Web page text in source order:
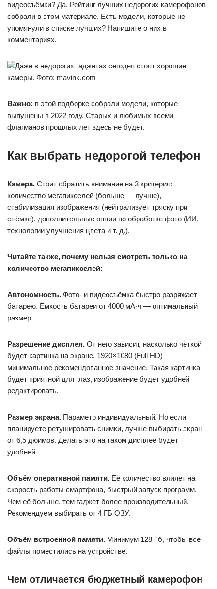
видеосъёмки? Да. Рейтинг лучших недорогих камерофонов
собрали в этом материале. Есть модели, которые не
упомянули в списке лучших? Напишите о них в
комментариях.
Даже в недорогих гаджетах сегодня стоят хорошие
камеры. Фото: mavink.com
Важно: в этой подборке собрали модели, которые
выпущены в 2022 году. Старых и любимых всеми
флагманов прошлых лет здесь не будет.
Как выбрать недорогой телефон
Камера. Стоит обратить внимание на 3 критерия:
количество мегапикселей (больше — лучше),
стабилизация изображения (нейтрализует тряску при
съёмке), дополнительные опции по обработке фото (ИИ,
технологии улучшения цвета и т. д.).
Читайте также, почему нельзя смотреть только на
количество мегапикселей:
Автономность. Фото- и видеосъёмка быстро разряжает
батарею. Ёмкость батареи от 4000 мА·ч — оптимальный
размер.
Разрешение дисплея. От него зависит, насколько чёткой
будет картинка на экране. 1920×1080 (Full HD) —
минимальное рекомендованное значение. Такая картинка
будет приятной для глаз, изображение будет удобней
редактировать.
Размер экрана. Параметр индивидуальный. Но если
планируете ретушировать снимки, лучше выбирать экран
от 6,5 дюймов. Делать это на таком дисплее будет
удобней.
Объём оперативной памяти. Её количество влияет на
скорость работы смартфона, быстрый запуск программ.
Чем её больше, тем гаджет более производительный.
Рекомендуем выбирать от 4 ГБ ОЗУ.
Объём встроенной памяти. Минимум 128 Гб, чтобы все
файлы поместились на устройстве.
Чем отличается бюджетный камерофон